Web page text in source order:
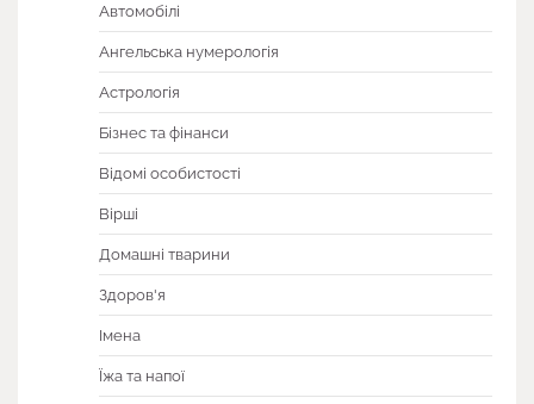
Автомобілі
Ангельська нумерологія
Астрологія
Бізнес та фінанси
Відомі особистості
Вірші
Домашні тварини
Здоров'я
Імена
Їжа та напої